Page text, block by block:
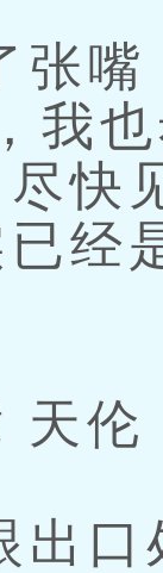
嘴
我
快
经
伦
口